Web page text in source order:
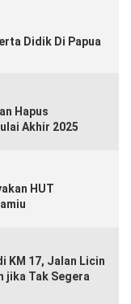
Didik Di Papua
Hapus
Akhir 2025
HUT
KM 17, Jalan Licin
jika Tak Segera